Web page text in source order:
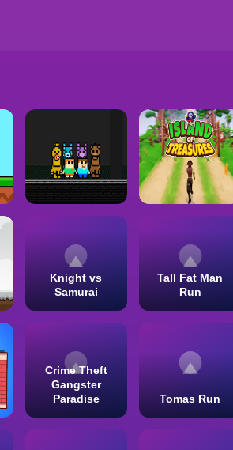
Knight vs
Samurai
Tall Fat Man
Run
Crime Theft
Gangster
Paradise
Tomas Run